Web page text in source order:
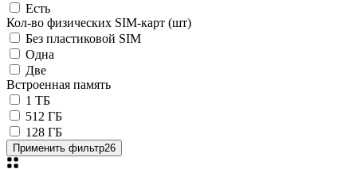
Есть
Кол-во физических SIM-карт (шт)
Без пластиковой SIM
Одна
Две
Встроенная память
1 ТБ
512 ГБ
128 ГБ
Применить фильтр26